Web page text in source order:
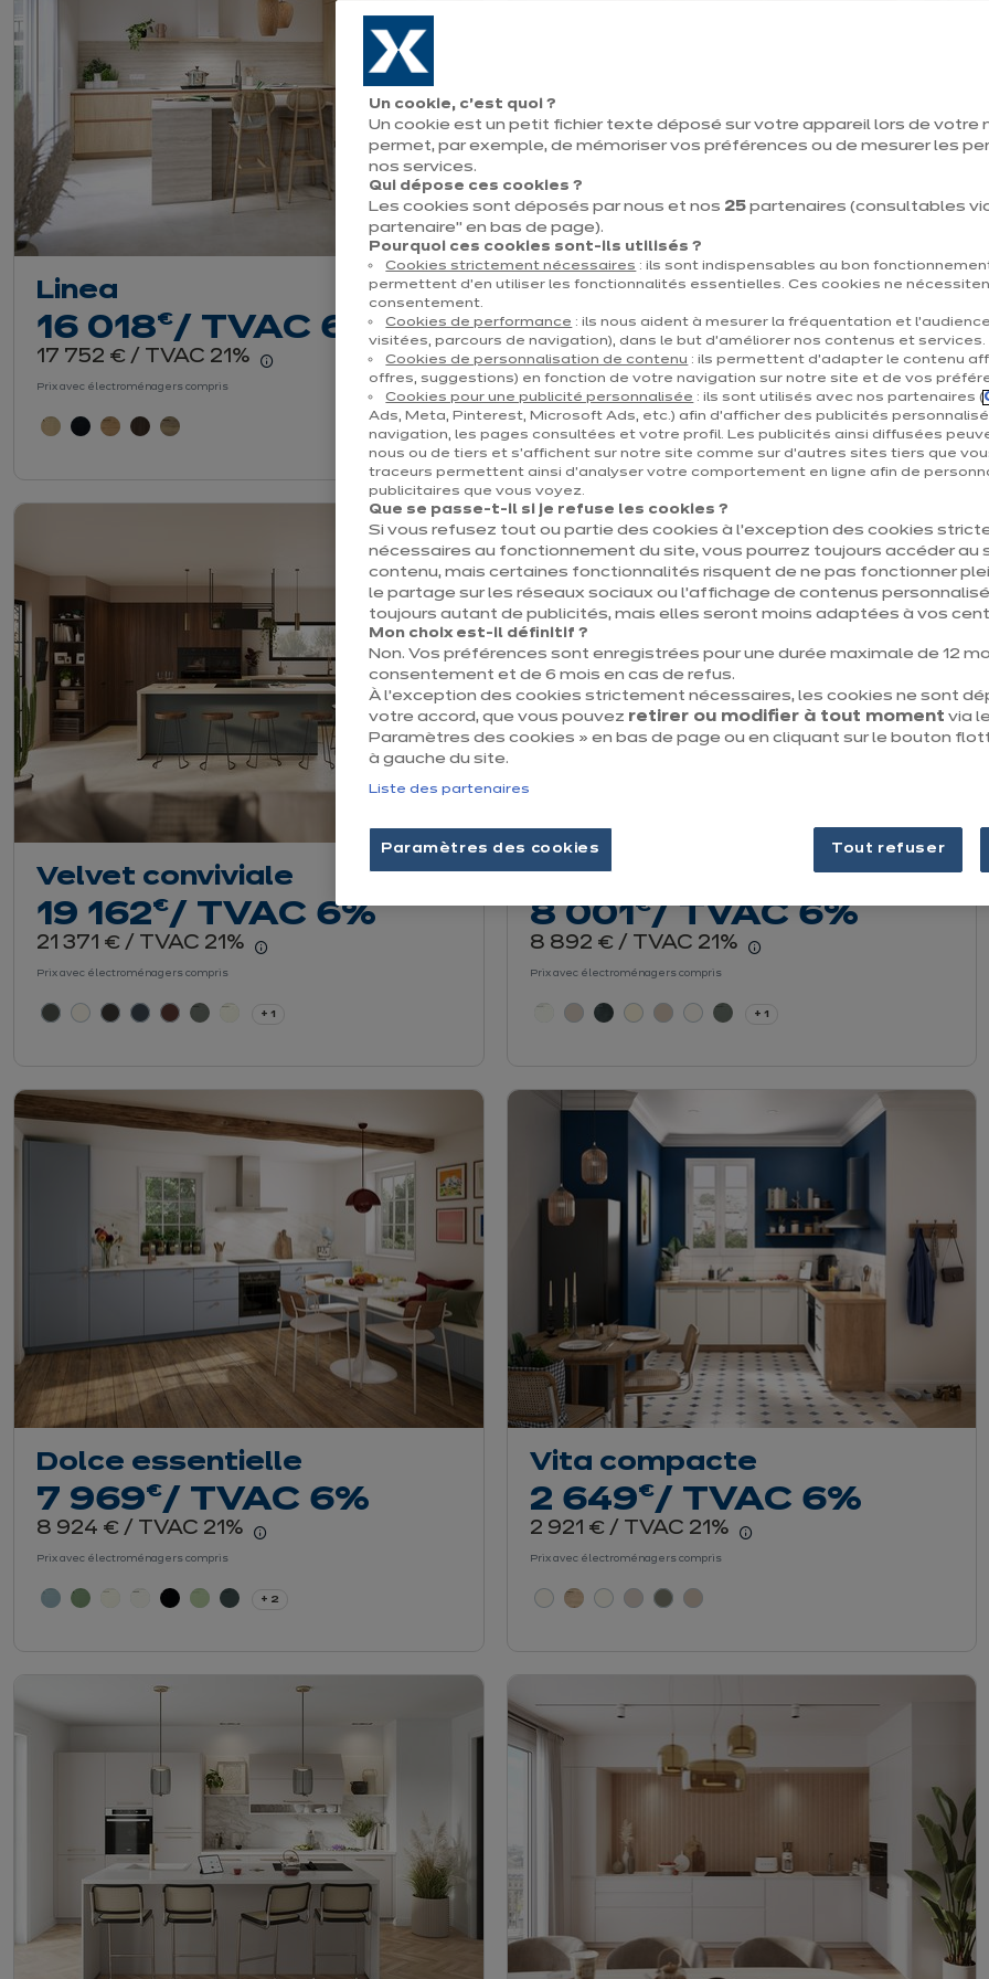
Linea
16 018€
euros / TVAC 6%
17 752 € euros
/ TVAC 21%
En savoir plus - Afficher le détail du prix
Prix avec électroménagers compris
Dolce tendance
7 789 €
euros / TVAC 6%
8 670€euros
/ TVAC 21%
En savoir plus -
Prix avec électroménagers compris
Velvet conviviale
19 162€
euros / TVAC 6%
21 371 € euros
/ TVAC 21%
En savoir plus - Afficher le détail du prix
Prix avec électroménagers compris
+ 1
Moda Urban
8 001€
euros / TVAC 6%
8 892 € euros
/ TVAC 21%
En savoir plus -
Prix avec électroménagers compris
+ 1
Dolce essentielle
7 969€
euros / TVAC 6%
8 924 € euros
/ TVAC 21%
En savoir plus - Afficher le détail du prix
Prix avec électroménagers compris
+ 2
Vita compacte
2 649€
euros / TVAC 6%
2 921 € euros
/ TVAC 21%
En savoir plus -
Prix avec électroménagers compris
Un cookie, c’est quoi ?
Un cookie est un petit fichier texte déposé sur votre appareil lors de votre
permet, par exemple, de mémoriser vos préférences ou de mesurer les
nos services.
Qui dépose ces cookies ?
Les cookies sont déposés par nous et nos 25 partenaires (consultables
partenaire" en bas de page).
Pourquoi ces cookies sont-ils utilisés ?
Cookies strictement nécessaires : ils sont indispensables au bon
permettent d’en utiliser les fonctionnalités essentielles. Ces cookies ne
consentement.
Cookies de performance : ils nous aident à mesurer la fréquentation et
visitées, parcours de navigation), dans le but d’améliorer nos contenus et services.
Cookies de personnalisation de contenu : ils permettent d’adapter le contenu
offres, suggestions) en fonction de votre navigation sur notre site et de vos
Cookies pour une publicité personnalisée : ils sont utilisés avec nos partenaires (
Ads, Meta, Pinterest, Microsoft Ads, etc.) afin d’afficher des publicités
navigation, les pages consultées et votre profil. Les publicités ainsi diffusées
nous ou de tiers et s'affichent sur notre site comme sur d’autres sites tiers que
traceurs permettent ainsi d'analyser votre comportement en ligne afin de
publicitaires que vous voyez.
Que se passe-t-il si je refuse les cookies ?
Si vous refusez tout ou partie des cookies à l’exception des cookies
nécessaires au fonctionnement du site, vous pourrez toujours accéder au
contenu, mais certaines fonctionnalités risquent de ne pas fonctionner
le partage sur les réseaux sociaux ou l’affichage de contenus
toujours autant de publicités, mais elles seront moins adaptées à vos
Mon choix est-il définitif ?
Non. Vos préférences sont enregistrées pour une durée maximale de 12
consentement et de 6 mois en cas de refus.
À l’exception des cookies strictement nécessaires, les cookies ne sont
votre accord, que vous pouvez retirer ou modifier à tout moment via
Paramètres des cookies » en bas de page ou en cliquant sur le bouton
à gauche du site.
Liste des partenaires
Paramètres des cookies Tout refuser